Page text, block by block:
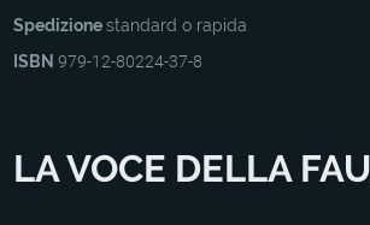
Spedizionestandard o rapida
ISBN979-12-80224-37-8
LA VOCE DELLA